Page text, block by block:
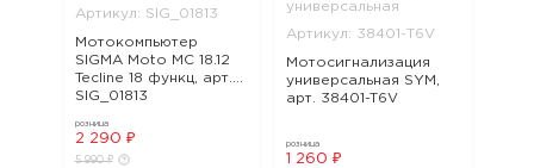
Артикул: SIG_01813
Мотокомпьютер
SIGMA Moto MC 18.12
Tecline 18 функц, арт.
SIG_01813
розница
2 290 ₽
5 990 ₽
универсальная
Артикул: 38401-T6V
Мотосигнализация
универсальная SYM,
арт. 38401-T6V
розница
1 260 ₽